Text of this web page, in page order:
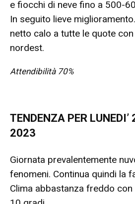
e fiocchi di neve fino a 500-
In seguito lieve
netto calo a tutte le quote
nordest.
Attendibilità 70%
TENDENZA PER LUNEDI’
2023
Giornata prevalentemente
fenomeni. Continua quindi la
Clima abbastanza freddo